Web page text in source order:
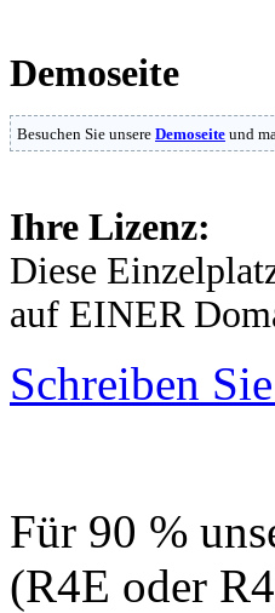
Demoseite
Besuchen Sie unsere Demoseite und
Ihre Lizenz:
Diese
auf EINER
Schreiben
Für 90 %
(R4E oder